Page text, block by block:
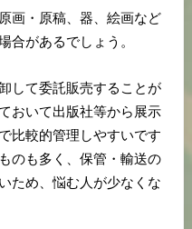
画・原稿、器、絵画など
合があるでしょう。
して委託販売することが
おいて出版社等から展示
比較的管理しやすいです
のも多く、保管・輸送の
ため、悩む人が少なくな